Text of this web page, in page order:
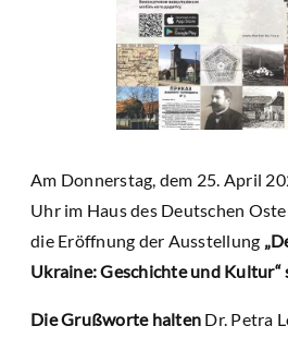
Am Donnerstag, dem 25. April
Uhr im Haus des Deutschen
die Eröffnung der Ausstellung
Ukraine: Geschichte und Kultur“
Die Grußworte halten Dr. Petra